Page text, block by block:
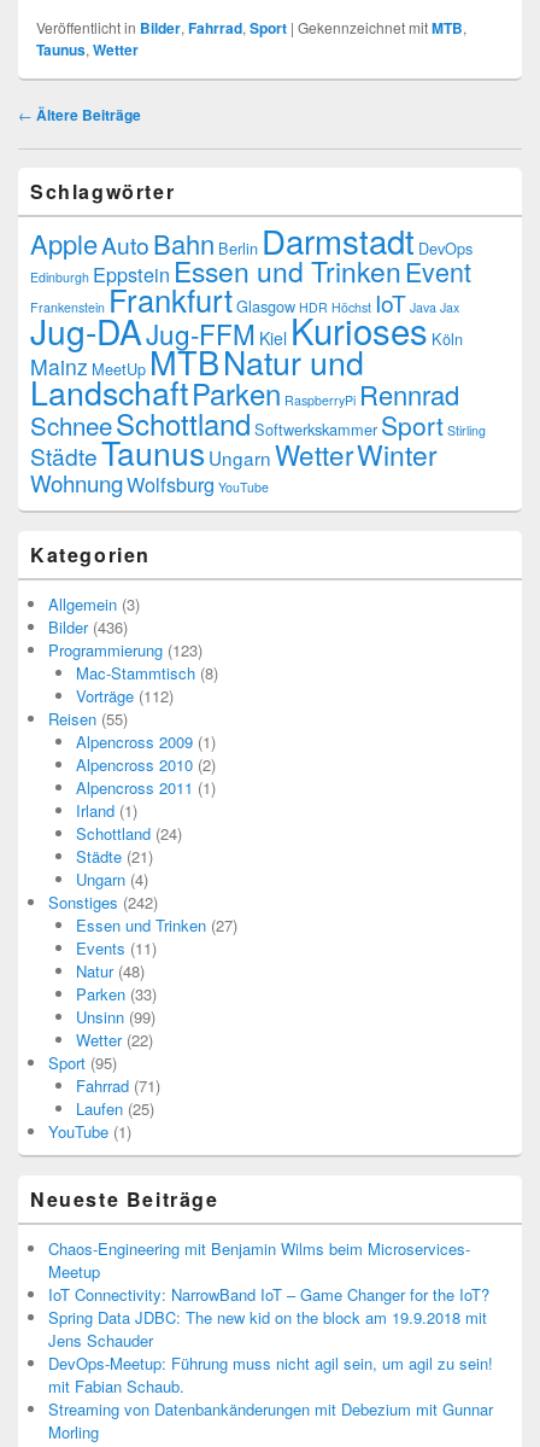
Veröffentlicht in Bilder,Fahrrad,Sport | Gekennzeichnet mitMTB,
Taunus,Wetter
Beitragsnavigation
← Ältere Beiträge
Schlagwörter
AppleAutoBahn Berlin Darmstadt DevOps
Edinburgh Eppstein Essen und TrinkenEvent
Frankenstein FrankfurtGlasgow HDR Höchst IoT Java Jax
Jug-DAJug-FFM KielKurioses Köln
Mainz MeetUp MTBNatur und
LandschaftParken RaspberryPi Rennrad
SchneeSchottland Softwerkskammer Sport Stirling
StädteTaunusUngarnWetterWinter
WohnungWolfsburg YouTube
Kategorien
Allgemein (3)
Bilder(436)
Programmierung (123)
Mac-Stammtisch(8)
Vorträge(112)
Reisen (55)
Alpencross 2009(1)
Alpencross 2010(2)
Alpencross 2011 (1)
Irland(1)
Schottland(24)
Städte(21)
Ungarn(4)
Sonstiges (242)
Essen und Trinken(27)
Events (11)
Natur(48)
Parken(33)
Unsinn(99)
Wetter(22)
Sport (95)
Fahrrad(71)
Laufen(25)
YouTube (1)
Neueste Beiträge
Chaos-Engineering mit Benjamin Wilms beim Microservices-
Meetup
IoT Connectivity: NarrowBand IoT – Game Changer for the IoT?
Spring Data JDBC: The new kid on the block am 19.9.2018 mit
Jens Schauder
DevOps-Meetup: Führung muss nicht agil sein, um agil zu sein!
mit Fabian Schaub.
Streaming von Datenbankänderungen mit Debezium mit Gunnar
Morling